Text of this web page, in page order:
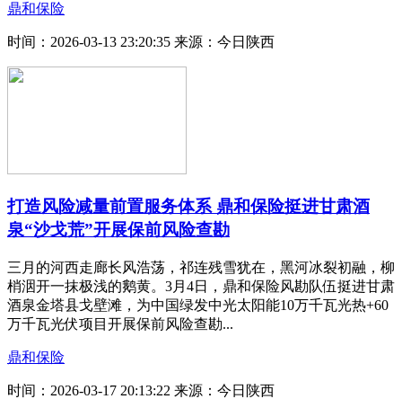
鼎和保险
时间：2026-03-13 23:20:35 来源：今日陕西
打造风险减量前置服务体系 鼎和保险挺进甘肃酒
泉“沙戈荒”开展保前风险查勘
三月的河西走廊长风浩荡，祁连残雪犹在，黑河冰裂初融，柳
梢洇开一抹极浅的鹅黄。3月4日，鼎和保险风勘队伍挺进甘肃
酒泉金塔县戈壁滩，为中国绿发中光太阳能10万千瓦光热+60
万千瓦光伏项目开展保前风险查勘...
鼎和保险
时间：2026-03-17 20:13:22 来源：今日陕西